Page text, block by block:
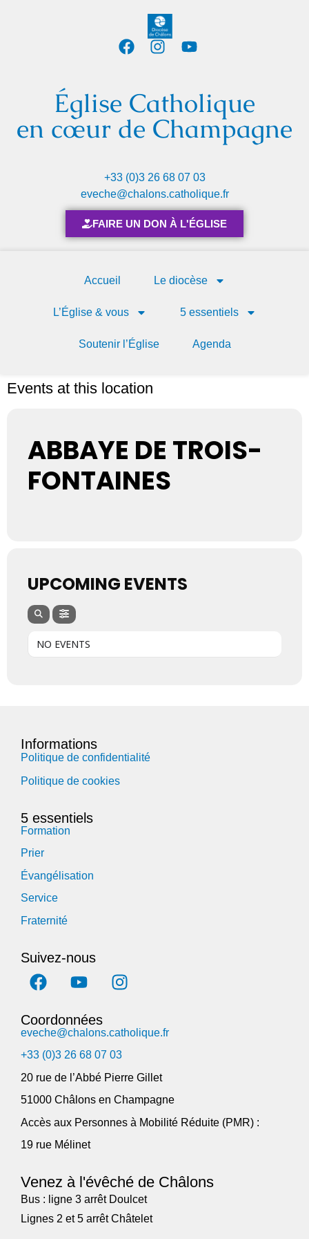
Église Catholique
en cœur de Champagne
+33 (0)3 26 68 07 03
eveche@chalons.catholique.fr
FAIRE UN DON À L'ÉGLISE
Accueil Le diocèse
L’Église & vous 5 essentiels
Soutenir l’Église Agenda
Events at this location
ABBAYE DE TROIS-
FONTAINES
UPCOMING EVENTS
NO EVENTS
Informations
Politique de confidentialité
Politique de cookies
5 essentiels
Formation
Prier
Évangélisation
Service
Fraternité
Suivez-nous
Coordonnées
eveche@chalons.catholique.fr
+33 (0)3 26 68 07 03
20 rue de l’Abbé Pierre Gillet
51000 Châlons en Champagne
Accès aux Personnes à Mobilité Réduite (PMR) :
19 rue Mélinet
Venez à l'évêché de Châlons
Bus : ligne 3 arrêt Doulcet
Lignes 2 et 5 arrêt Châtelet